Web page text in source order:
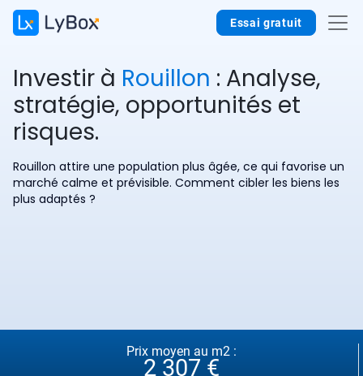
Essai gratuit
Investir à Rouillon : Analyse,
stratégie, opportunités et
risques.
Rouillon attire une population plus âgée, ce qui favorise un
marché calme et prévisible. Comment cibler les biens les
plus adaptés ?
Prix moyen au m2 :
2 307 €